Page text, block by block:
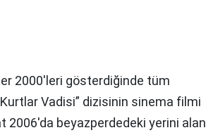
2000'leri gösterdiğinde tüm
Vadisi” dizisinin sinema filmi
2006'da beyazperdedeki yerini alan